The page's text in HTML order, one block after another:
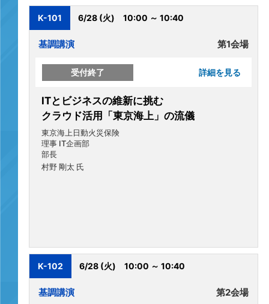
K-101 6/28 (火) 10:00 ～ 10:40
基調講演 第1会場
受付終了 詳細を見る
ITとビジネスの維新に挑む
クラウド活用「東京海上」の流儀
東京海上日動火災保険
理事 IT企画部
部長
村野 剛太 氏
K-102 6/28 (火) 10:00 ～ 10:40
基調講演 第2会場